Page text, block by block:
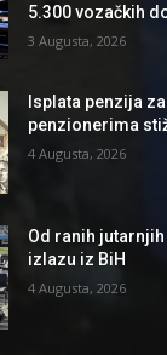
5.300 vozačkih
3 Augusta, 2026
Isplata penzija
penzionerima
4 Augusta, 2026
Od ranih
izlazu iz BiH
4 Augusta, 2026